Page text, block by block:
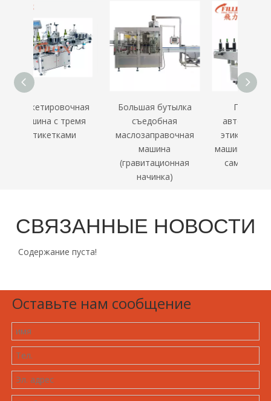
Большая бутылка
съедобная
маслозаправочная
Полностью
автоматическая
этикетировочная
машина для плоских
самоклеящихся
этикеток
СВЯЗАННЫЕ НОВОСТИ
Содержание пуста!
Оставьте нам сообщение